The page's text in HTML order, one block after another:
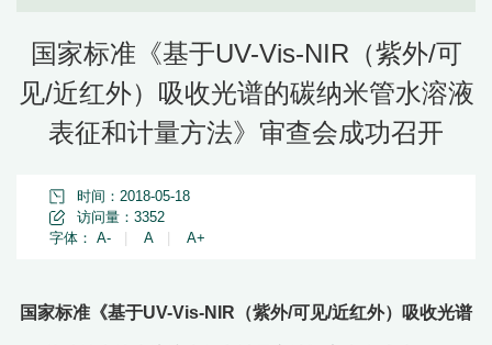
国家标准《基于UV-Vis-NIR（紫外/可
见/近红外）吸收光谱的碳纳米管水溶液
表征和计量方法》审查会成功召开
时间：2018-05-18
访问量： 3352
字体： A- A A+
国家标准《基于UV-Vis-NIR（紫外/可见/近红外）吸收光谱